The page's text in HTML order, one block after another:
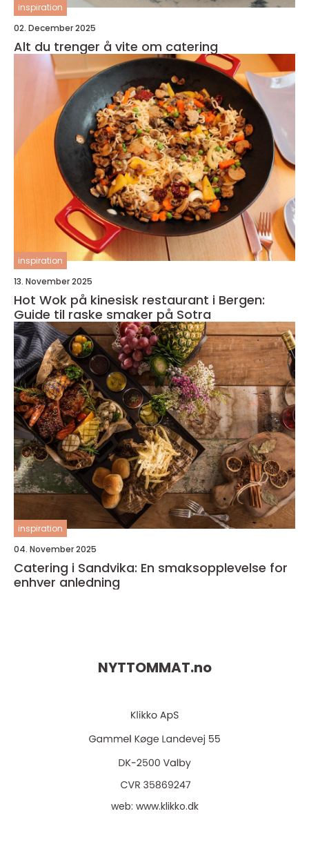
inspiration
02. December 2025
Alt du trenger å vite om catering
inspiration
13. November 2025
Hot Wok på kinesisk restaurant i Bergen:
Guide til raske smaker på Sotra
inspiration
04. November 2025
Catering i Sandvika: En smaksopplevelse for
enhver anledning
NYTTOMMAT.no
web: www.klikko.dk